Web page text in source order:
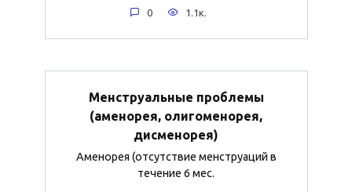
0 1.1к.
Менструальные проблемы
(аменорея, олигоменорея,
дисменорея)
Аменорея (отсутствие менструаций в
течение 6 мес.